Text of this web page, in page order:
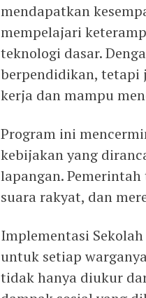
mendapatkan
mempelajari
teknologi dasar.
berpendidikan, tetapi
kerja dan mampu
Program ini
kebijakan yang
lapangan.
suara rakyat, dan
Implementasi
untuk setiap
tidak hanya diukur